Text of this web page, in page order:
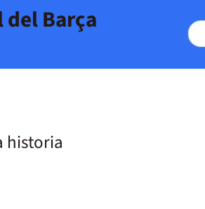
Barça
historia